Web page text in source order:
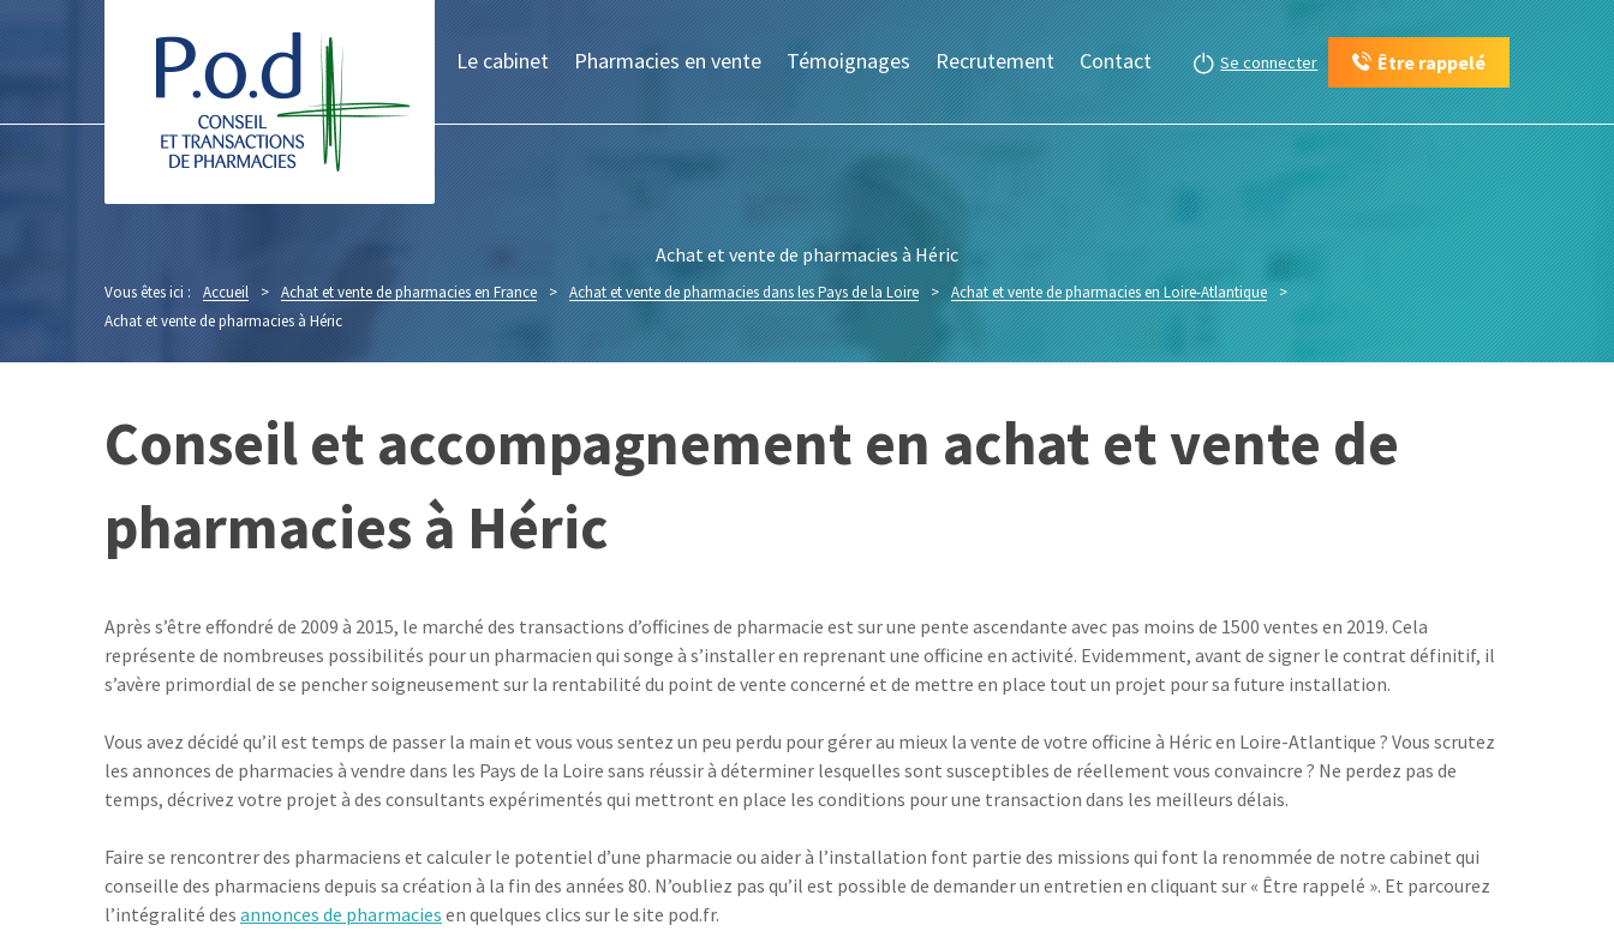
Le cabinet Pharmacies en vente Témoignages Recrutement Contact Se connecter Être rappelé
Achat et vente de pharmacies à Héric
Vous êtes ici : Accueil > Achat et vente de pharmacies en France > Achat et vente de pharmacies dans les Pays de la Loire > Achat et vente de pharmacies en Loire-Atlantique >
Achat et vente de pharmacies à Héric
Conseil et accompagnement en achat et vente de
pharmacies à Héric
Après s’être effondré de 2009 à 2015, le marché des transactions d’officines de pharmacie est sur une pente ascendante avec pas moins de 1500 ventes en 2019. Cela
représente de nombreuses possibilités pour un pharmacien qui songe à s’installer en reprenant une officine en activité. Evidemment, avant de signer le contrat définitif, il
s’avère primordial de se pencher soigneusement sur la rentabilité du point de vente concerné et de mettre en place tout un projet pour sa future installation.
Vous avez décidé qu’il est temps de passer la main et vous vous sentez un peu perdu pour gérer au mieux la vente de votre officine à Héric en Loire-Atlantique ? Vous scrutez
les annonces de pharmacies à vendre dans les Pays de la Loire sans réussir à déterminer lesquelles sont susceptibles de réellement vous convaincre ? Ne perdez pas de
temps, décrivez votre projet à des consultants expérimentés qui mettront en place les conditions pour une transaction dans les meilleurs délais.
Faire se rencontrer des pharmaciens et calculer le potentiel d’une pharmacie ou aider à l’installation font partie des missions qui font la renommée de notre cabinet qui
conseille des pharmaciens depuis sa création à la fin des années 80. N’oubliez pas qu’il est possible de demander un entretien en cliquant sur « Être rappelé ». Et parcourez
l’intégralité des annonces de pharmacies en quelques clics sur le site pod.fr.